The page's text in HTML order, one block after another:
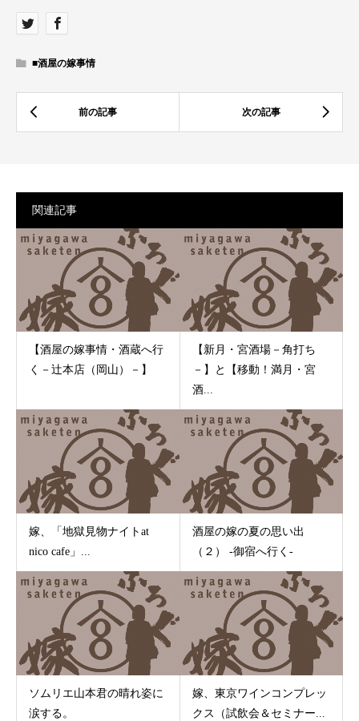
■酒屋の嫁事情
関連記事
【酒屋の嫁事情・酒蔵へ行
く－辻本店（岡山）－】
【新月・宮酒場－角打ち
－】と【移動！満月・宮
酒...
嫁、「地獄見物ナイトat
nico cafe」...
酒屋の嫁の夏の思い出
（２） -御宿へ行く-
ソムリエ山本君の晴れ姿に
涙する。
嫁、東京ワインコンプレッ
クス（試飲会＆セミナー...